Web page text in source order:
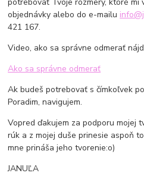
objednávky alebo do e-mailu
421 167.
Video, ako sa správne odmerať
Ako sa správne odmerať
Ak budeš potrebovať s čímkoľvek
Poradim, navigujem.
Vopred ďakujem za podporu mojej
rúk a z mojej duše prinesie aspoň
mne prináša jeho tvorenie:o)
JANUĽA